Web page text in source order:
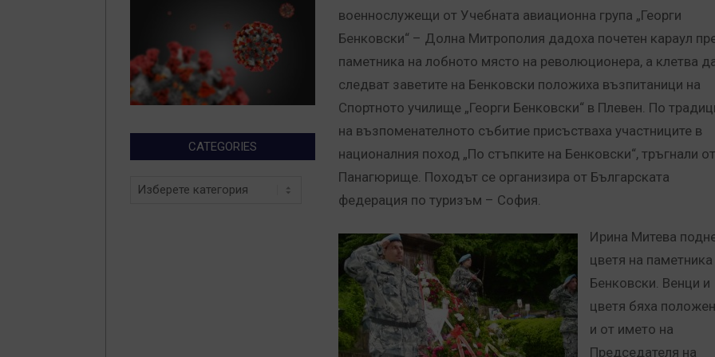
военнослужещи от Учебната авиационна група „Георги
Бенковски“ – Долна Митрополия дадоха почетен караул
паметника на лобното място на революционера, а клетва
следват заветите на Бенковски положиха възпитаници на
Спортното училище „Георги Бенковски“ в Плевен. По
на възпоменателното събитие присъстваха участниците в
националния поход „По стъпките на Бенковски“, тръгнали от
Панагюрище. Походът се организира от Българската
федерация по туризъм – София.
Ирина Митева
цветя на паметника
Бенковски. Венци и
цветя бяха
и от името на
Председателя на
CATEGORIES
Categories